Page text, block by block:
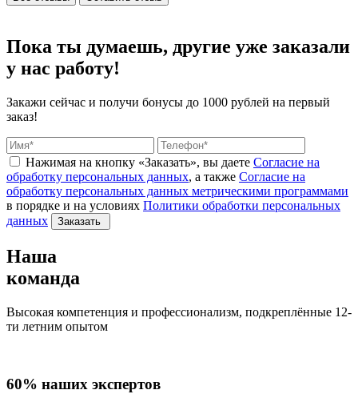
Пока ты думаешь, другие уже заказали
у нас работу!
Закажи сейчас и получи бонусы до 1000 рублей на первый
заказ!
Нажимая на кнопку «Заказать», вы даете Согласие на
обработку персональных данных, а также Согласие на
обработку персональных данных метрическими программами
в порядке и на условиях Политики обработки персональных
данных
Заказать
Наша
команда
Высокая компетенция и профессионализм, подкреплённые 12-
ти летним опытом
60% наших экспертов